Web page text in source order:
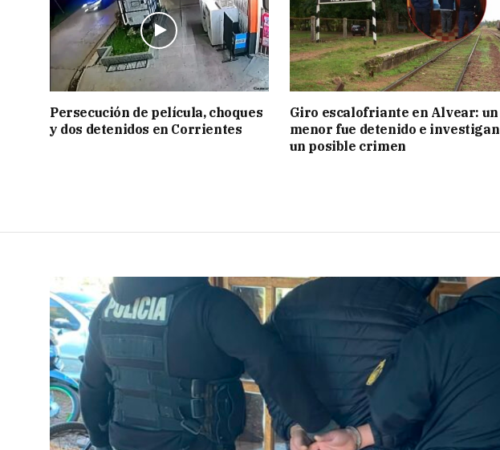
Persecución de película, choques
y dos detenidos en Corrientes
Giro escalofriante en Alvear: un
menor fue detenido e investigan
un posible crimen